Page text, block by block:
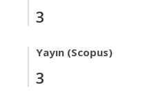
3
Yayın (Scopus)
3